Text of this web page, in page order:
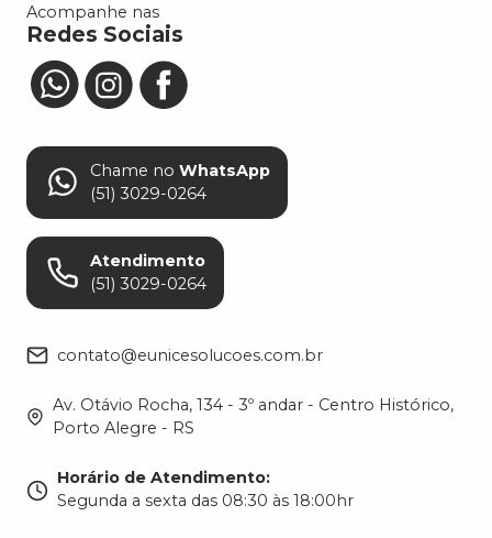
Acompanhe nas
Redes Sociais
Chame no WhatsApp
(51) 3029-0264
Atendimento
(51) 3029-0264
contato@eunicesolucoes.com.br
Av. Otávio Rocha, 134 - 3º andar - Centro Histórico,
Porto Alegre - RS
Horário de Atendimento:
Segunda a sexta das 08:30 às 18:00hr